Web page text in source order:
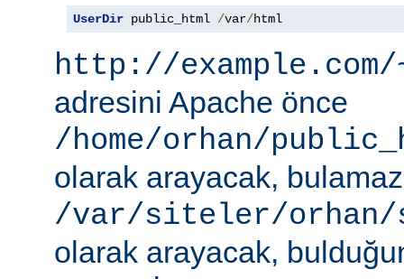
UserDir public_html /var/html
http://example.com/
adresini Apache önce
/home/orhan/
olarak arayacak,
/var/siteler/orhan/
olarak arayacak,